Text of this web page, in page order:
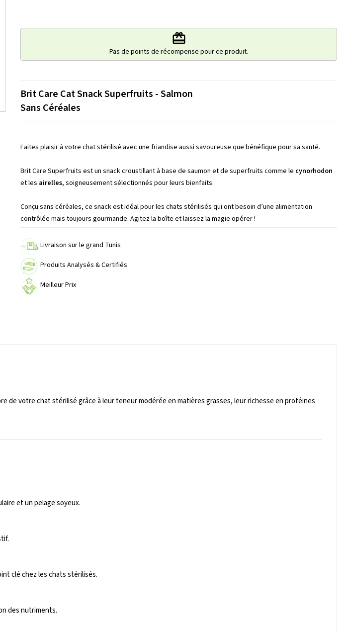
redeem
Pas de points de récompense pour ce produit.
Brit Care Cat Snack Superfruits - Salmon
Sans Céréales
Faites plaisir à votre chat stérilisé avec une friandise aussi savoureuse que bénéfique pour sa santé.
Brit Care Superfruits est un snack croustillant à base de saumon et de superfruits comme le cynorhodon
et les airelles, soigneusement sélectionnés pour leurs bienfaits.
Conçu sans céréales, ce snack est idéal pour les chats stérilisés qui ont besoin d’une alimentation
contrôlée mais toujours gourmande. Agitez la boîte et laissez la magie opérer !
Livraison sur le grand Tunis
Produits Analysés & Certifiés
Meilleur Prix
votre chat stérilisé grâce à leur teneur modérée en matières grasses, leur richesse en protéines
et un pelage soyeux.
clé chez les chats stérilisés.
des nutriments.